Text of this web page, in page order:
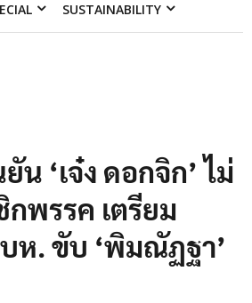
SUSTAINABILITY
น ‘เจ๋ง ดอกจิก’ ไม่
พรรค เตรียม
ห. ขับ ‘พิมณัฏฐา’